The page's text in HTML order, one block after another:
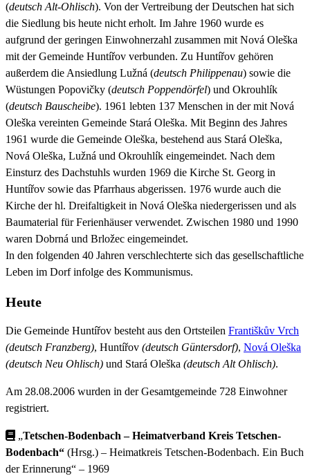
(deutsch Alt-Ohlisch). Von der Vertreibung der Deutschen hat sich
die Siedlung bis heute nicht erholt. Im Jahre 1960 wurde es
aufgrund der geringen Einwohnerzahl zusammen mit Nová Oleška
mit der Gemeinde Huntířov verbunden. Zu Huntířov gehören
außerdem die Ansiedlung Lužná (deutsch Philippenau) sowie die
Wüstungen Popovičky (deutsch Poppendörfel) und Okrouhlík
(deutsch Bauscheibe). 1961 lebten 137 Menschen in der mit Nová
Oleška vereinten Gemeinde Stará Oleška. Mit Beginn des Jahres
1961 wurde die Gemeinde Oleška, bestehend aus Stará Oleška,
Nová Oleška, Lužná und Okrouhlík eingemeindet. Nach dem
Einsturz des Dachstuhls wurden 1969 die Kirche St. Georg in
Huntířov sowie das Pfarrhaus abgerissen. 1976 wurde auch die
Kirche der hl. Dreifaltigkeit in Nová Oleška niedergerissen und als
Baumaterial für Ferienhäuser verwendet. Zwischen 1980 und 1990
waren Dobrná und Brložec eingemeindet.
In den folgenden 40 Jahren verschlechterte sich das gesellschaftliche
Leben im Dorf infolge des Kommunismus.
Heute
Die Gemeinde Huntířov besteht aus den Ortsteilen Františkův Vrch
(deutsch Franzberg), Huntířov (deutsch Güntersdorf), Nová Oleška
(deutsch Neu Ohlisch) und Stará Oleška (deutsch Alt Ohlisch).
Am 28.08.2006 wurden in der Gesamtgemeinde 728 Einwohner
registriert.
„Tetschen-Bodenbach – Heimatverband Kreis Tetschen-
Bodenbach“ (Hrsg.) – Heimatkreis Tetschen-Bodenbach. Ein Buch
der Erinnerung“ – 1969